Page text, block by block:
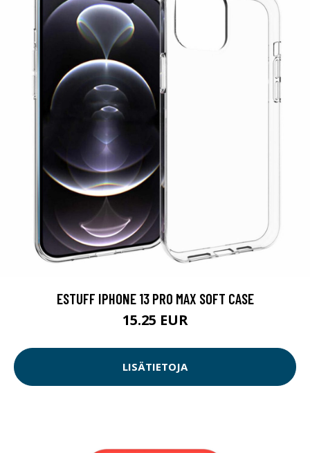
ESTUFF IPHONE 13 PRO MAX SOFT CASE
15.25 EUR
LISÄTIETOJA